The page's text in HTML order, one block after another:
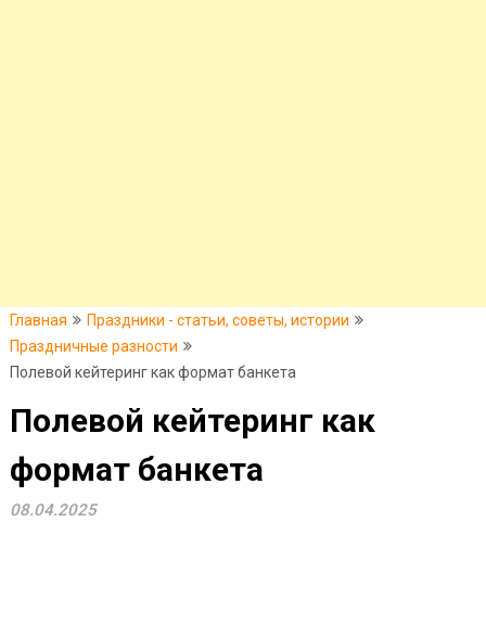
Главная
Праздники - статьи, советы, истории
Праздничные разности
Полевой кейтеринг как формат банкета
Полевой кейтеринг как
формат банкета
08.04.2025